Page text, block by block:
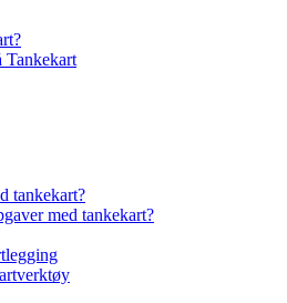
Tankekart
tankekart?
med tankekart?